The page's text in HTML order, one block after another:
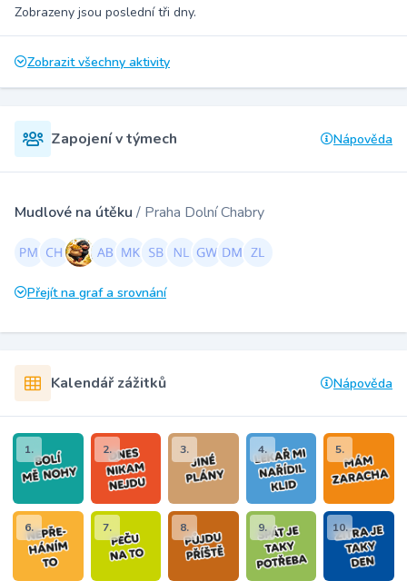
Zobrazeny jsou poslední tři dny.
Zobrazit všechny aktivity
Zapojení v týmech Nápověda
Mudlové na útěku / Praha Dolní Chabry
Přejít na graf a srovnání
Kalendář zážitků Nápověda
1. 2. 3. 4. 5.
6. 7. 8. 9. 10.